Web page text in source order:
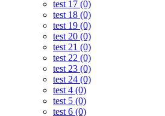
test 17 (0)
test 18 (0)
test 19 (0)
test 20 (0)
test 21 (0)
test 22 (0)
test 23 (0)
test 24 (0)
test 4 (0)
test 5 (0)
test 6 (0)